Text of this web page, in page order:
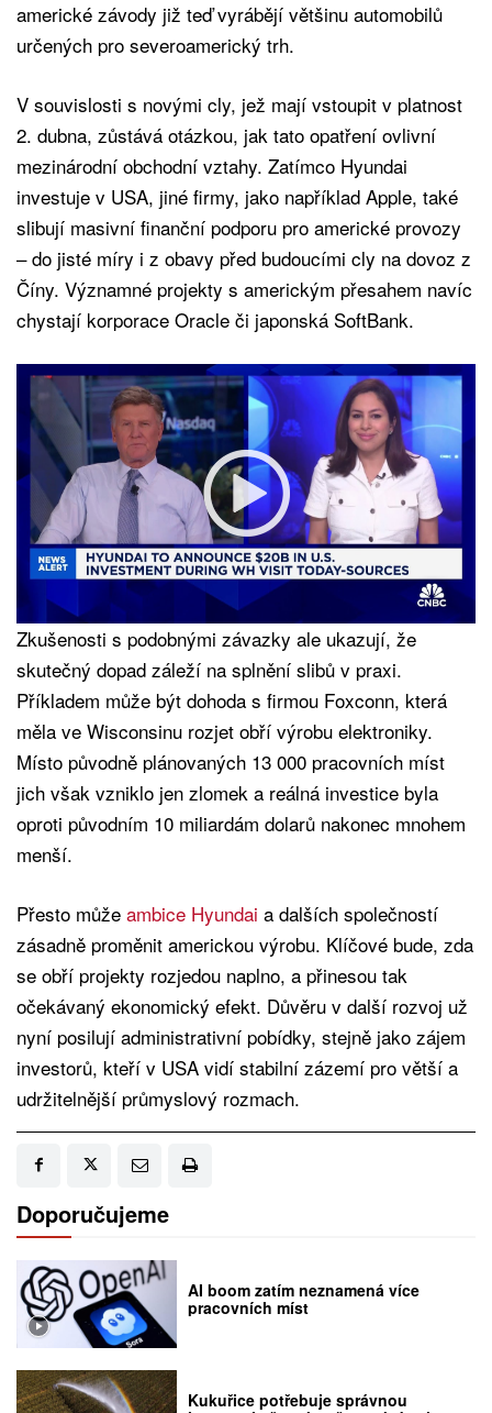
americké závody již teď vyrábějí většinu automobilů
určených pro severoamerický trh.
V souvislosti s novými cly, jež mají vstoupit v platnost
2. dubna, zůstává otázkou, jak tato opatření ovlivní
mezinárodní obchodní vztahy. Zatímco Hyundai
investuje v USA, jiné firmy, jako například Apple, také
slibují masivní finanční podporu pro americké provozy
– do jisté míry i z obavy před budoucími cly na dovoz z
Číny. Významné projekty s americkým přesahem navíc
chystají korporace Oracle či japonská SoftBank.
Zkušenosti s podobnými závazky ale ukazují, že
skutečný dopad záleží na splnění slibů v praxi.
Příkladem může být dohoda s firmou Foxconn, která
měla ve Wisconsinu rozjet obří výrobu elektroniky.
Místo původně plánovaných 13 000 pracovních míst
jich však vzniklo jen zlomek a reálná investice byla
oproti původním 10 miliardám dolarů nakonec mnohem
menší.
Přesto může ambice Hyundai a dalších společností
zásadně proměnit americkou výrobu. Klíčové bude, zda
se obří projekty rozjedou naplno, a přinesou tak
očekávaný ekonomický efekt. Důvěru v další rozvoj už
nyní posilují administrativní pobídky, stejně jako zájem
investorů, kteří v USA vidí stabilní zázemí pro větší a
udržitelnější průmyslový rozmach.
Doporučujeme
AI boom zatím neznamená více
pracovních míst
Kukuřice potřebuje správnou